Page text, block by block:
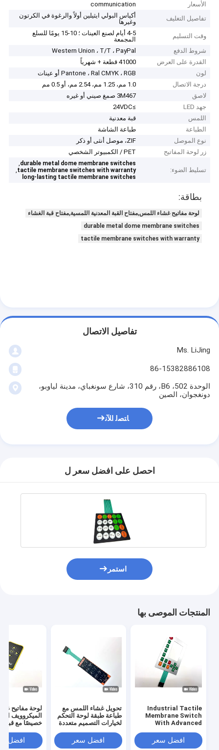
المنزل
المنتجات
فيديوهات
الأسعار
communication
تفاصيل التغليف
أكياس البولي ايثيلين أولاً والرغوة في الكرتون
وغيرها
وقت التسليم
4-5 أيام لصنع العينات ؛ 10-15 يومًا للسلع
المجمعة
شروط الدفع
Western Union ، T/T ، PayPal
القدرة على العرض
41000 قطعة + شهرياً
لون
Pantone ، Ral CMYK ، RGB أو عينات
درجة الاتصال
1.0 مم، 1.25 مم، 2.54 مم، أو 0.5 مم
لاصق
3M467 صمغ صيني أو غيره
جهد LED
≥24VDC
اللمس
قبة معدنية
الطباعة
طباعة الشاشة
نوع الموصل
ZIF، موصل أنثى أو ذكر
زر لوحة المفاتيح
PET / الكمبيوتر الشخصي
تسليط الضوء:
durable metal dome membrane switches
,
tactile membrane switches with warranty
,
long-lasting tactile membrane switches
بطاقة:
لوحة مفاتيح غشاء اللمس,مفتاح القبة المعدنية اللمسية,مفتاح قبة الغشاء
durable metal dome membrane switches
tactile membrane switches with warranty
تفاصيل الاتصال
Ms. LiJing
86-15382886108
الوحدة 502، B6، رقم 310، شارع سونغباي، مدينة لياوبو،
دونغجوان، الصين
ﺎﺘﺼﻟ ﺍﻶﻧ
احصل على افضل سعر ل
استمر
المنتجات الموصى بها
Industrial Tactile
Membrane Switch
With Advanced
Optimal
Performance
افضل سعر
تحويل غشاء اللمس مع
طباعة طبقة لوحة التحكم
لخيارات التصميم متعددة
افضل سعر
لوحة مفاتيح
الميكروويف
خصيصًا مع
افضل